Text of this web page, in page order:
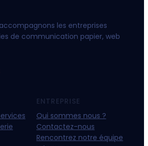
les entreprises
de communication papier, web
ENTREPRISE
Qui sommes nous ?
Contactez-nous
Rencontrez notre équipe